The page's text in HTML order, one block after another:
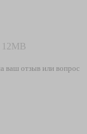
ваш отзыв или вопрос